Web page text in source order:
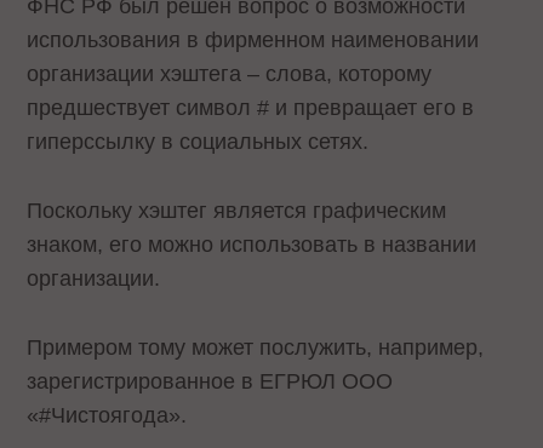
ФНС РФ был решен вопрос о возможности
использования в фирменном наименовании
организации хэштега – слова, которому
предшествует символ # и превращает его в
гиперссылку в социальных сетях.
Поскольку хэштег является графическим
знаком, его можно использовать в названии
организации.
Примером тому может послужить, например,
зарегистрированное в ЕГРЮЛ ООО
«#Чистоягода».